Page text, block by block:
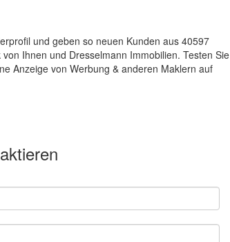
und geben so neuen Kunden aus 40597
Ihnen und Dresselmann Immobilien. Testen Sie
Anzeige von Werbung & anderen Maklern auf